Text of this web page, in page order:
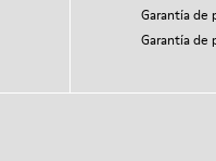
Garantía de
Garantía de